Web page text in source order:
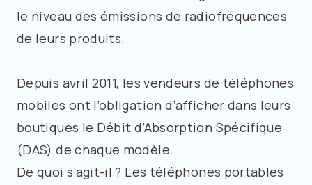
le niveau des émissions de radiofréquences
de leurs produits.
Depuis avril 2011, les vendeurs de téléphones
mobiles ont l’obligation d’afficher dans leurs
boutiques le Débit d’Absorption Spécifique
(DAS) de chaque modèle.
De quoi s’agit-il ? Les téléphones portables